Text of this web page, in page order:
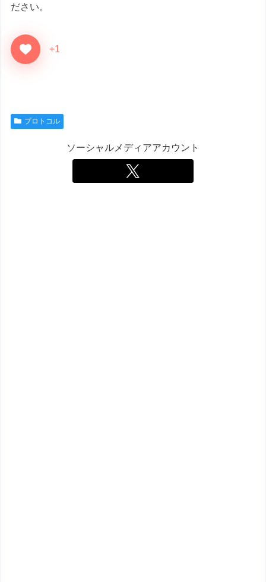
ださい。
+1
プロトコル
ソーシャルメディアアカウント